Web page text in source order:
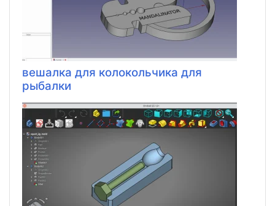
вешалка для колокольчика для
рыбалки